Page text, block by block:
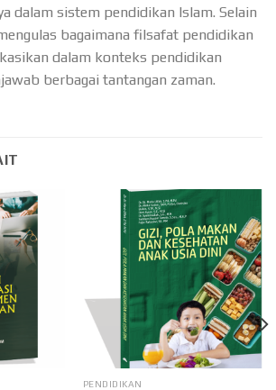
dalam sistem pendidikan Islam. Selain
bagaimana filsafat pendidikan
dalam konteks pendidikan
berbagai tantangan zaman.
PENDIDIKAN